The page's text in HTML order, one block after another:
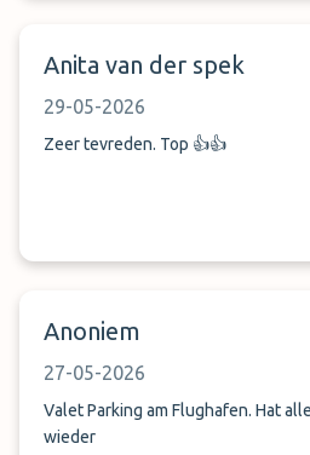
Anita van der spek
29-05-2026
Zeer tevreden. Top 👍👍
Anoniem
27-05-2026
Valet Parking am Flughafen. Hat
wieder